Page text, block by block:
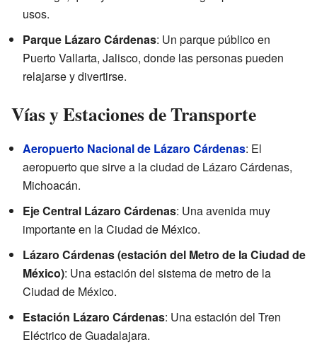
usos.
Parque Lázaro Cárdenas: Un parque público en
Puerto Vallarta, Jalisco, donde las personas pueden
relajarse y divertirse.
Vías y Estaciones de Transporte
Aeropuerto Nacional de Lázaro Cárdenas: El
aeropuerto que sirve a la ciudad de Lázaro Cárdenas,
Michoacán.
Eje Central Lázaro Cárdenas: Una avenida muy
importante en la Ciudad de México.
Lázaro Cárdenas (estación del Metro de la Ciudad de
México): Una estación del sistema de metro de la
Ciudad de México.
Estación Lázaro Cárdenas: Una estación del Tren
Eléctrico de Guadalajara.